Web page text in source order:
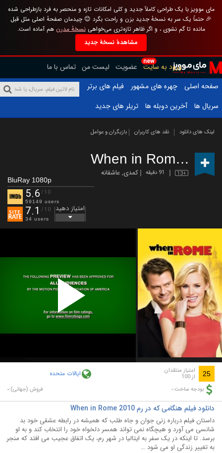
مای موویز با یک طراحی کاملاً جدید و کلی امکانات تازه و منحصر به فرد بازطراحی شده
🎉 حتماً یک سر به نسخهٔ جدید بزن و راحت بگرد 😊 چیدمان صفحهٔ اصلی مثل قبل
مانده تا گم نشوی ، و اگر ظاهر تازه‌تری می‌خواهینسخهٔ مدرن هم آماده است.
مشاهدهٔ نسخهٔ جدید
new
ورود به سایت عضویت لیست من تماس با ما
صفحه اصلی
چهره های مشهور
فیلم های برتر
سریال ها
آخرین دوبله ها تریلر های جدید
لینک های دانلود نقد های کاربران بازیگران و عوامل
When in Rome (2010)
13+ 91 دقیقه کمدی,عاشقانه
BluRay 1080p
5.6 /10
59149 users
7.1 /10
34 users
امتیاز دهید
Play
Video
25 امتیاز منتقدان
از 100 ایالات متحده
بودجه ساخت:- فروش (جهانی):-
دانلود فیلم هنگامی که در رم When in Rome 2010
داستان فیلم درباره زنی جوان و جاه طلب که همیشه در رابطه عشقی خود بد
شانسی می آورد و هیچگاه نمی تواند همسر دلخواه خود را انتخاب کند و به او
برسد. تا اینکه در یک سفر به ایتالیا در شهر رم، یک اتفاق عجیب می افتد که منجر
به تغییر زندگی او می شود …